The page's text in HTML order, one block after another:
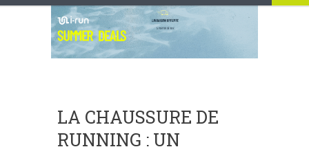
LA CHAUSSURE DE
RUNNING : UN